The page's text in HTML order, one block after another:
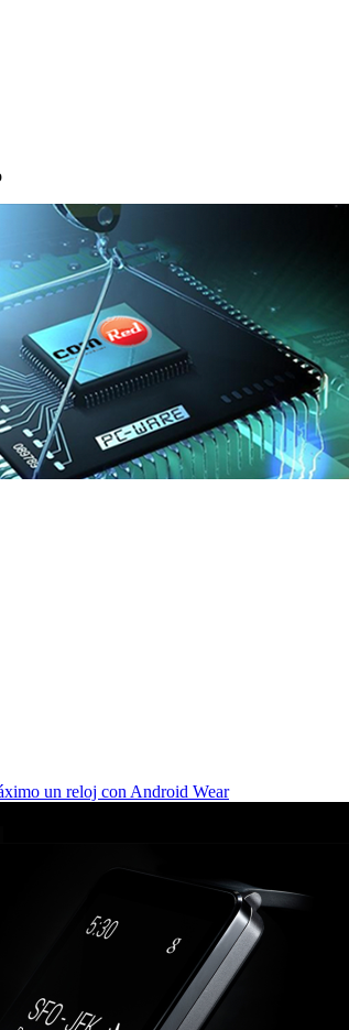
un reloj con Android Wear